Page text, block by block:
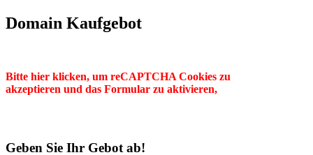
Domain Kaufgebot
Bitte hier klicken, um reCAPTCHA Cookies zu
akzeptieren und das Formular zu aktivieren,
Geben Sie Ihr Gebot ab!